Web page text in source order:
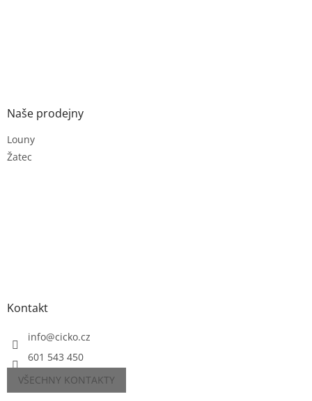
Naše prodejny
Louny
Žatec
Kontakt
info@cicko.cz
601 543 450
VŠECHNY KONTAKTY